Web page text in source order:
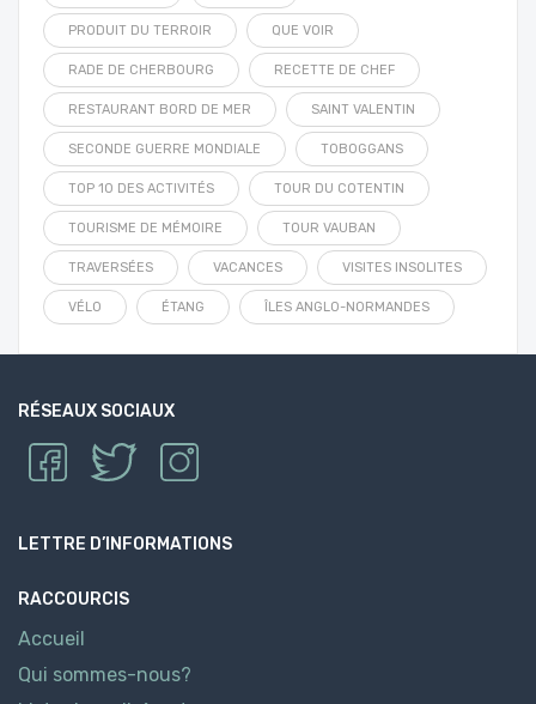
PRODUIT DU TERROIR QUE VOIR
RADE DE CHERBOURG RECETTE DE CHEF
RESTAURANT BORD DE MER SAINT VALENTIN
SECONDE GUERRE MONDIALE TOBOGGANS
TOP 10 DES ACTIVITÉS TOUR DU COTENTIN
TOURISME DE MÉMOIRE TOUR VAUBAN
TRAVERSÉES VACANCES VISITES INSOLITES
VÉLO ÉTANG ÎLES ANGLO-NORMANDES
RÉSEAUX SOCIAUX
LETTRE D’INFORMATIONS
RACCOURCIS
Accueil
Qui sommes-nous?